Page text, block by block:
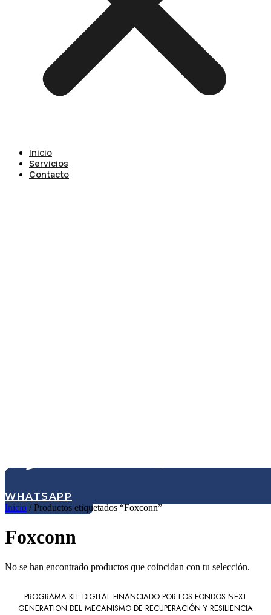
Inicio
Servicios
Contacto
WHATSAPP
Inicio / Productos etiquetados “Foxconn”
Foxconn
No se han encontrado productos que coincidan con tu selección.
PROGRAMA KIT DIGITAL FINANCIADO POR LOS FONDOS NEXT
GENERATION DEL MECANISMO DE RECUPERACIÓN Y RESILIENCIA